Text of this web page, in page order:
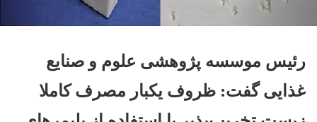
رئیس موسسه پژوهشی علوم و صنایع
غذایی گفت: ظروف یکبار مصرف کاملا